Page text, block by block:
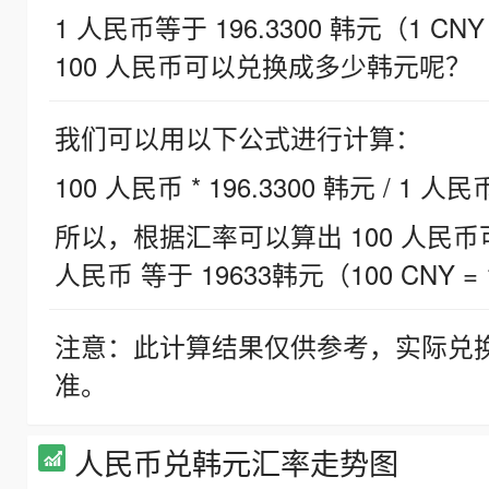
1 人民币等于 196.3300 韩元（1
100 人民币可以兑换成多少韩元呢？
我们可以用以下公式进行计算：
100 人民币 * 196.3300 韩元 / 1 人民
所以，根据汇率可以算出 100 人民
人民币 等于 19633韩元（100 CNY =
注意：此计算结果仅供参考，实际
准。
人民币兑韩元汇率走势图